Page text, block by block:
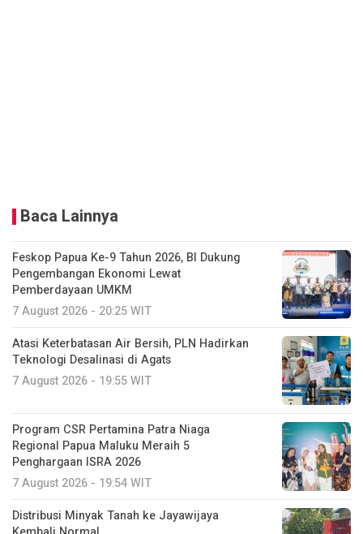
Baca Lainnya
Feskop Papua Ke-9 Tahun 2026, BI Dukung
Pengembangan Ekonomi Lewat
Pemberdayaan UMKM
7 August 2026 - 20:25 WIT
Atasi Keterbatasan Air Bersih, PLN Hadirkan
Teknologi Desalinasi di Agats
7 August 2026 - 19:55 WIT
Program CSR Pertamina Patra Niaga
Regional Papua Maluku Meraih 5
Penghargaan ISRA 2026
7 August 2026 - 19:54 WIT
Distribusi Minyak Tanah ke Jayawijaya